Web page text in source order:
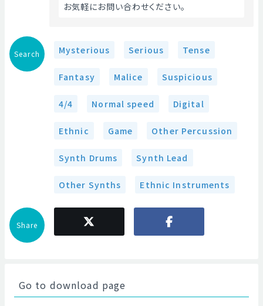
お気軽にお問い合わせください。
Search Mysterious Serious Tense
Fantasy Malice Suspicious
4/4 Normal speed Digital
Ethnic Game Other Percussion
Synth Drums Synth Lead
Other Synths Ethnic Instruments
Share
Go to download page